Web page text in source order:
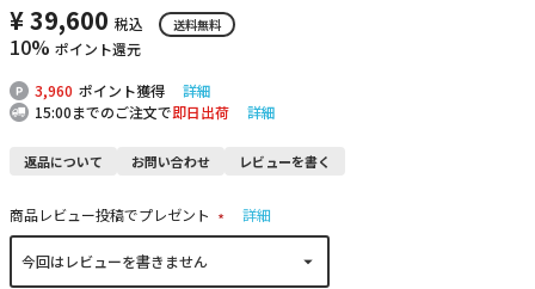
¥39,600 税込 送料無料
10% ポイント還元
3,960 ポイント獲得
詳細
15:00までのご注文で即日出荷 詳細
返品について お問い合わせ レビューを書く
商品レビュー投稿でプレゼント
(
詳細